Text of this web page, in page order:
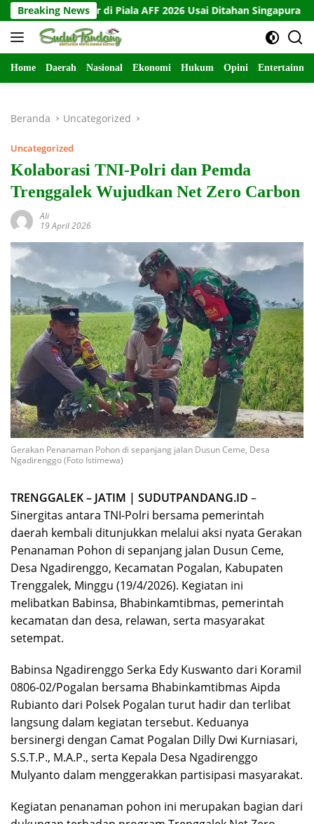
Langsung
ke
konten
Breaking News
di Piala AFF 2026 Usai Ditahan Singapura 1-1
Home Daerah Nasional Ekonomi Hukum Opini
Beranda Uncategorized
Uncategorized
Kolaborasi TNI-Polri dan Pemda
Trenggalek Wujudkan Net Zero Carbon
Ali
19 April 2026
Gerakan Penanaman Pohon di sepanjang jalan Dusun Ceme, Desa
Ngadirenggo (Foto Istimewa)
TRENGGALEK – JATIM | SUDUTPANDANG.ID –
Sinergitas antara TNI-Polri bersama pemerintah
daerah kembali ditunjukkan melalui aksi nyata Gerakan
Penanaman Pohon di sepanjang jalan Dusun Ceme,
Desa Ngadirenggo, Kecamatan Pogalan, Kabupaten
Trenggalek, Minggu (19/4/2026). Kegiatan ini
melibatkan Babinsa, Bhabinkamtibmas, pemerintah
kecamatan dan desa, relawan, serta masyarakat
setempat.
Babinsa Ngadirenggo Serka Edy Kuswanto dari Koramil
0806-02/Pogalan bersama Bhabinkamtibmas Aipda
Rubianto dari Polsek Pogalan turut hadir dan terlibat
langsung dalam kegiatan tersebut. Keduanya
bersinergi dengan Camat Pogalan Dilly Dwi Kurniasari,
S.S.T.P., M.A.P., serta Kepala Desa Ngadirenggo
Mulyanto dalam menggerakkan partisipasi masyarakat.
Kegiatan penanaman pohon ini merupakan bagian dari